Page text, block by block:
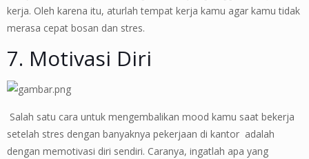
kerja. Oleh karena itu, aturlah tempat kerja kamu agar kamu tidak
merasa cepat bosan dan stres.
7. Motivasi Diri
Salah satu cara untuk mengembalikan mood kamu saat bekerja
setelah stres dengan banyaknya pekerjaan di kantor adalah
dengan memotivasi diri sendiri. Caranya, ingatlah apa yang